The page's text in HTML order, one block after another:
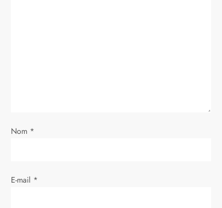
’
r
Nom *
E-mail *